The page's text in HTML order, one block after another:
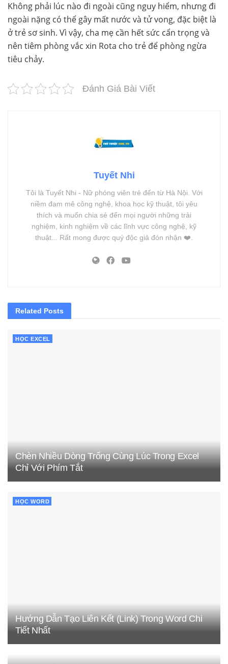
Không phải lúc nào đi ngoài cũng nguy hiểm, nhưng đi
ngoài nặng có thể gây mất nước và tử vong, đặc biệt là
ở trẻ sơ sinh. Vì vậy, cha mẹ cần hết sức cẩn trọng và
nên tiêm phòng vắc xin Rota cho trẻ để phòng ngừa
tiêu chảy.
Đánh Giá Bài Viết
Tuyết Nhi
Tôi là Tuyết Nhi - Nữ phóng viên trẻ đến từ Hà Nội. Với
niềm đam mê công nghệ, khoa học kỹ thuật, tôi yêu
thích và muốn chia sẻ đến mọi người những trải
nghiệm, kinh nghiệm về các lĩnh vực công nghệ, kỹ
thuật... Rất mong được quý độc giả đón nhận ❤️.
Related Posts
HỌC EXCEL
Chèn Nhiều Dòng Trống Cùng Lúc Trong Excel
Chỉ Với Phím Tắt
HỌC WORD
Hướng Dẫn Tạo Liên Kết (Link) Trong Word Chi
Tiết Nhất